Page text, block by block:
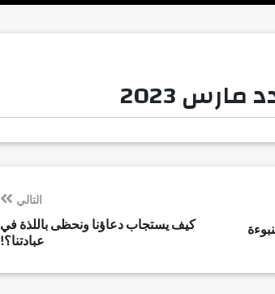
2023
التالي
كيف يستجاب دعاؤنا ونحظى باللذة في
عبادتنا؟!